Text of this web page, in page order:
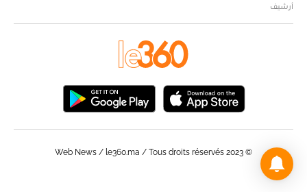
أرشيف
© Web News / le360.ma / Tous droits réservés 2023